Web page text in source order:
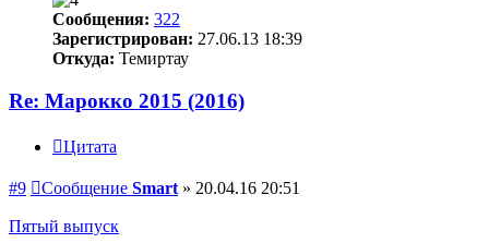
Сообщения: 322
Зарегистрирован: 27.06.13 18:39
Откуда: Темиртау
Re: Марокко 2015 (2016)
Цитата
#9 Сообщение Smart » 20.04.16 20:51
Пятый выпуск